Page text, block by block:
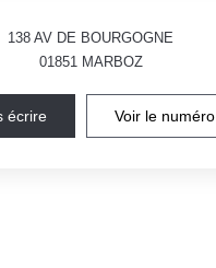
138 AV DE BOURGOGNE
01851 MARBOZ
écrire Voir le numéro